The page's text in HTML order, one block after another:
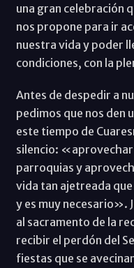
una gran celebración
nos propone para ir
nuestra vida y poder
condiciones, con la
Antes de despedir a
pedimos que nos den
este tiempo de
silencio:
parroquias y
vida tan ajetreada
y es muy necesario».
al sacramento de la
recibir el perdón del
fiestas que se